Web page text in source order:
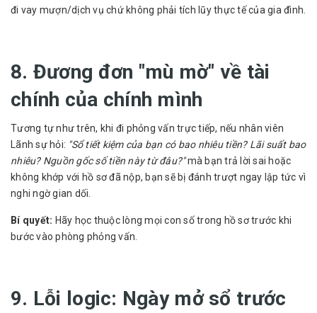
đi vay mượn/dịch vụ chứ không phải tích lũy thực tế của gia đình.
8. Đương đơn "mù mờ" về tài
chính của chính mình
Tương tự như trên, khi đi phỏng vấn trực tiếp, nếu nhân viên
Lãnh sự hỏi: "Sổ tiết kiệm của bạn có bao nhiêu tiền? Lãi suất bao
nhiêu? Nguồn gốc số tiền này từ đâu?"mà bạn trả lời sai hoặc
không khớp với hồ sơ đã nộp, bạn sẽ bị đánh trượt ngay lập tức vì
nghi ngờ gian dối.
Bí quyết: Hãy học thuộc lòng mọi con số trong hồ sơ trước khi
bước vào phòng phỏng vấn.
9. Lỗi logic: Ngày mở sổ trước